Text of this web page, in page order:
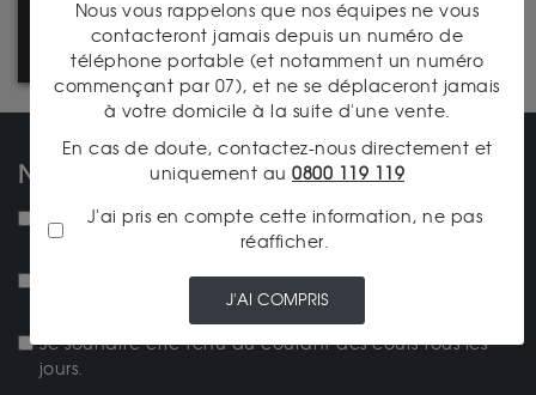
COMMENT ACHETER SUR LE
SITE ? SUIVEZ LE GUIDE !
NOS NEWSLETTERS
NEW ! Je souhaite recevoir la lettre d'actualités
mensuelle.
Je souhaite recevoir la newsletter Achat-Or-et-
Je souhaite être tenu au courant des cours tous les
jours.
Nous vous rappelons que nos équipes ne vous
contacteront jamais depuis un numéro de
téléphone portable (et notamment un numéro
commençant par 07), et ne se déplaceront jamais
à votre domicile à la suite d'une vente.
En cas de doute, contactez-nous directement et
uniquement au 0800 119 119
J'ai pris en compte cette information, ne pas
réafficher.
J'AI COMPRIS